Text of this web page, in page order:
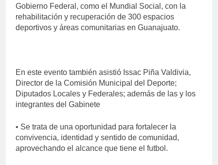
Gobierno Federal, como el Mundial Social, con la
rehabilitación y recuperación de 300 espacios
deportivos y áreas comunitarias en Guanajuato.
En este evento también asistió Issac Piña Valdivia,
Director de la Comisión Municipal del Deporte;
Diputados Locales y Federales; además de las y los
integrantes del Gabinete
• Se trata de una oportunidad para fortalecer la
convivencia, identidad y sentido de comunidad,
aprovechando el alcance que tiene el futbol.